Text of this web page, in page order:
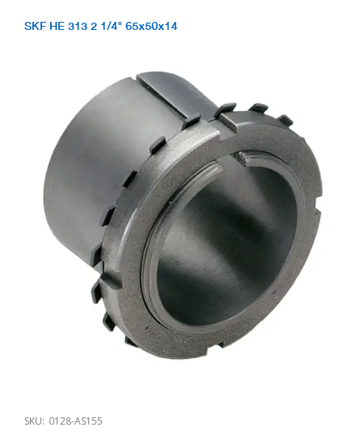
SKF HE 313 2 1/4" 65x50x14
SKU: 0128-AS155